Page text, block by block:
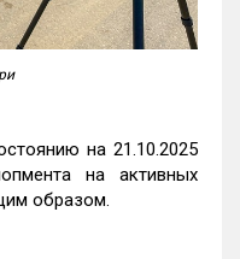
на 21.10.2025
на активных
образом.